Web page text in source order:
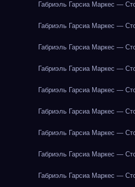
Габриэль Гарсиа Маркес —
Габриэль Гарсиа Маркес —
Габриэль Гарсиа Маркес —
Габриэль Гарсиа Маркес —
Габриэль Гарсиа Маркес —
Габриэль Гарсиа Маркес —
Габриэль Гарсиа Маркес —
Габриэль Гарсиа Маркес —
Габриэль Гарсиа Маркес —